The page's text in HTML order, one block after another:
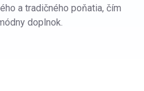
a tradičného poňatia, čím
doplnok.